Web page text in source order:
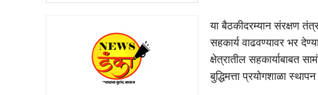
या बैठकीदरम्यान संरक्षण
सहकार्य वाढवण्यावर भर
क्षेत्रातील सहकार्याबाबत
बुद्धिमत्ता प्रयोगशाळा